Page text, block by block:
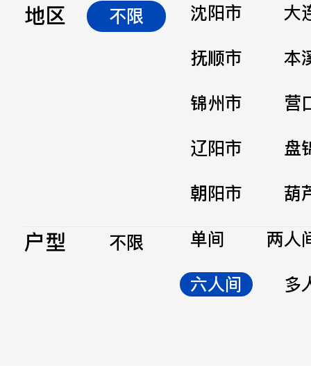
地区 不限 沈阳市
大
抚顺市
本
锦州市
营
辽阳市
盘
朝阳市
葫
户型 不限 单间
两人
六人间
多